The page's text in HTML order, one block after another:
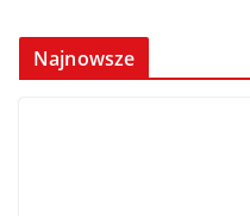
Najnowsze